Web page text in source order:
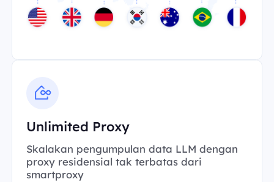
Unlimited Proxy
Skalakan pengumpulan data LLM dengan
proxy residensial tak terbatas dari
smartproxy